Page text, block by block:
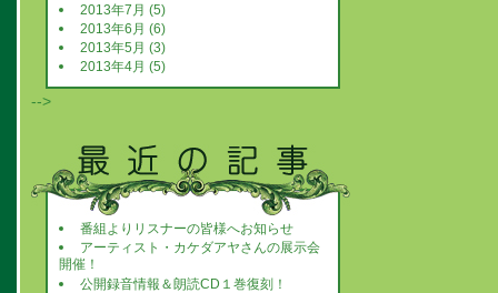
2013年7月 (5)
2013年6月 (6)
2013年5月 (3)
2013年4月 (5)
-->
番組よりリスナーの皆様へお知らせ
アーティスト・カケダアヤさんの展示会
開催！
公開録音情報＆朗読CD１巻復刻！